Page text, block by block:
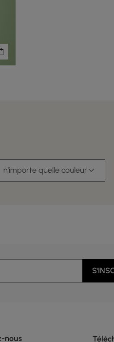
n'importe quelle couleur
nous